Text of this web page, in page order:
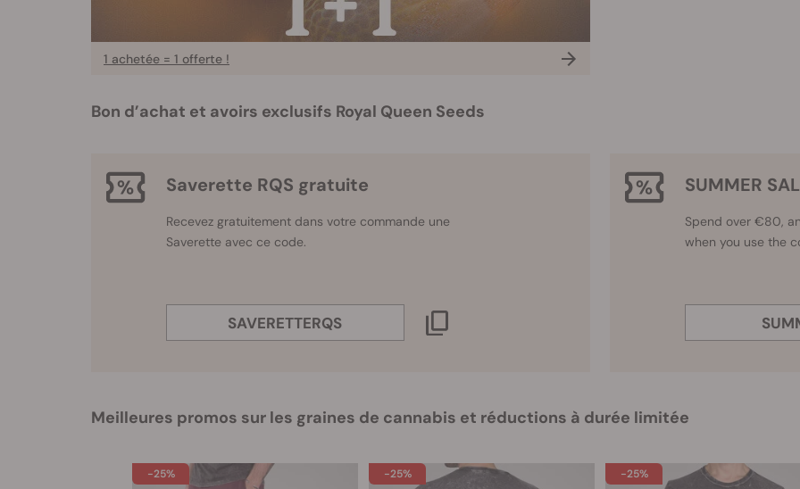
1 achetée = 1 offerte !
Bon d’achat et avoirs exclusifs Royal Queen Seeds
Saverette RQS gratuite
Recevez gratuitement dans votre commande une
Saverette avec ce code.
SAVERETTERQS
SUMMER
Spend over €80,
when you use the
Meilleures promos sur les graines de cannabis et réductions à durée limitée
-25% -25% -25%